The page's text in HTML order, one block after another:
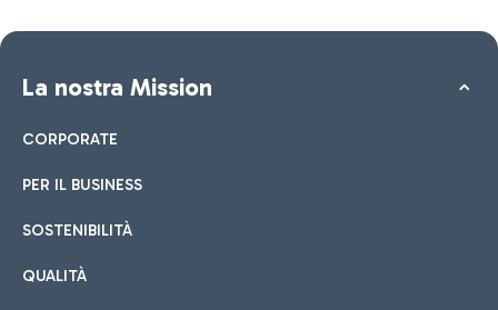
La nostra Mission
CORPORATE
PER IL BUSINESS
SOSTENIBILITÀ
QUALITÀ